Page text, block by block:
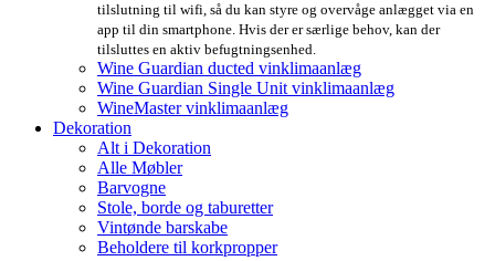
tilslutning til wifi, så du kan styre og overvåge anlægget via en
app til din smartphone. Hvis der er særlige behov, kan der
tilsluttes en aktiv befugtningsenhed.
Wine Guardian ducted vinklimaanlæg
Wine Guardian Single Unit vinklimaanlæg
WineMaster vinklimaanlæg
Dekoration
Alt i Dekoration
Alle Møbler
Barvogne
Stole, borde og taburetter
Vintønde barskabe
Beholdere til korkpropper